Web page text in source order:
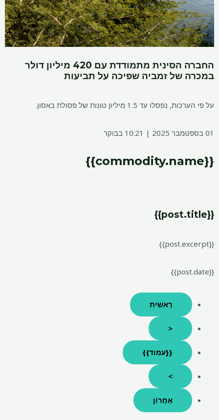
החברה הסינית מתמודדת עם 420 מיליון דולר
במכרה של זמביה שפיכה על תביעות
על פי הערכות, נפסלו עד 1.5 מיליון טונות של פסולת באסון.
01 בספטמבר 2025 | 10:21 בבוקר
{{commodity.name}}
{{post.title}}
{{post.excerpt}}
{{post.date}}
רֵאשִׁית
<
{{עמוד}}
>
אַחֲרוֹן